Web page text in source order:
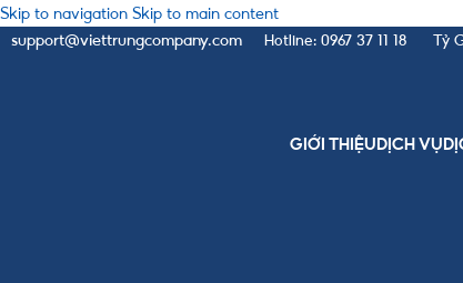
Skip to navigation Skip to main content
support@viettrungcompany.com
Hotline: 0967 37 11 18 Tỷ
GIỚI THIỆU DỊCH VỤ